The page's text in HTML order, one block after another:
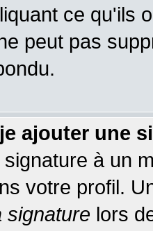
ce qu'ils
peut pas
ajouter une
à un
votre profil.
signature lors